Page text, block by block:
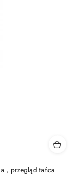
, przegląd tańca